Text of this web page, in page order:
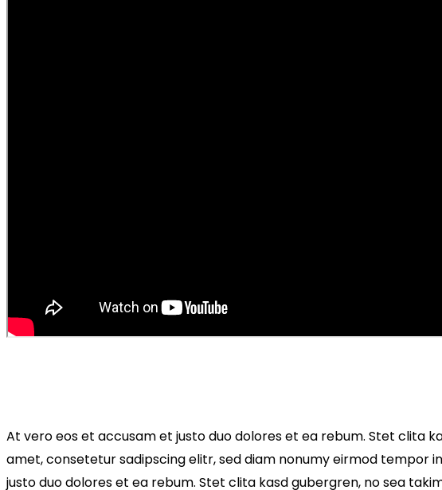
At vero eos et accusam et justo duo dolores et ea rebum. Stet clita
amet, consetetur sadipscing elitr, sed diam nonumy eirmod tempor
justo duo dolores et ea rebum. Stet clita kasd gubergren, no sea